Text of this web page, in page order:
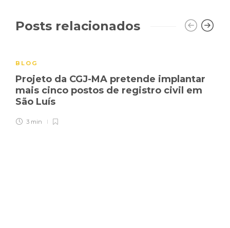
Posts relacionados
BLOG
Projeto da CGJ-MA pretende implantar
mais cinco postos de registro civil em
São Luís
3 min